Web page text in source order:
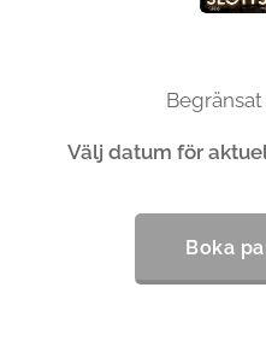
Välj datum för
Boka